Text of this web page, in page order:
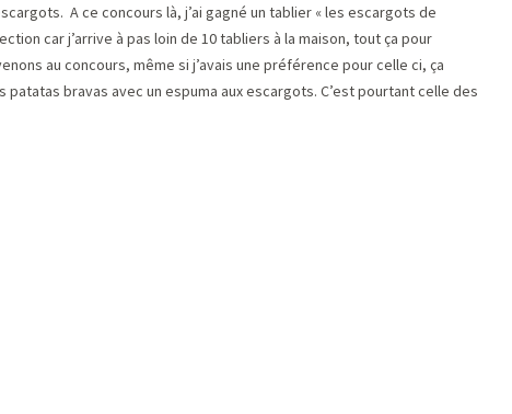
A ce concours là, j’ai gagné un tablier « les escargots de
car j’arrive à pas loin de 10 tabliers à la maison, tout ça pour
au concours, même si j’avais une préférence pour celle ci, ça
patatas bravas avec un espuma aux escargots. C’est pourtant celle des